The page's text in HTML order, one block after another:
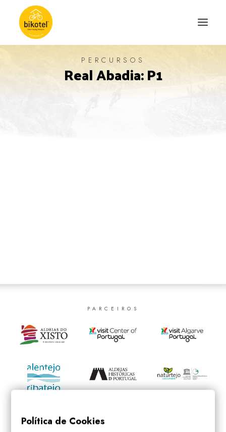
PERCURSOS
Real Abadia: P1
PARCEIROS
Política de Cookies